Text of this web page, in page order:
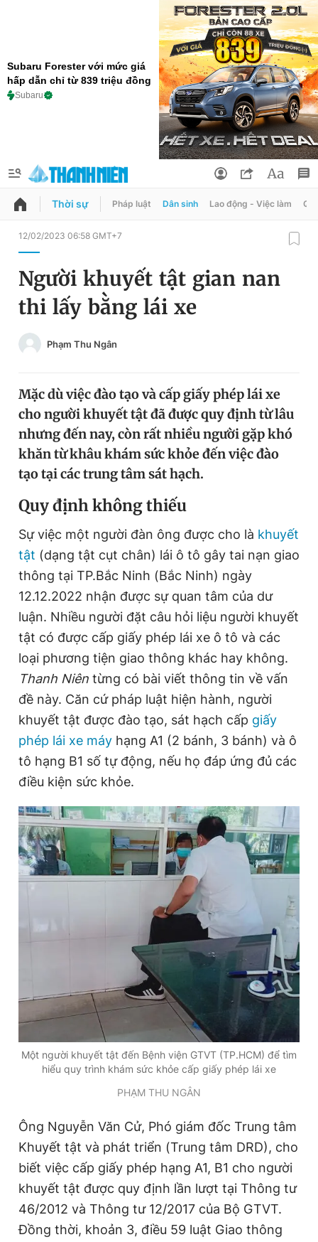
Subaru Forester với mức giá
hấp dẫn chỉ từ 839 triệu đồng
Subaru
QUẢNG CÁO
Chuyên mục
Chuyên mục khác
Tin thị trường Tin 360
Video Magazine
Sản phẩm khác
Tiện ích Bạn cần biết
Thông tin tòa soạn Liên hệ quảng cáo
Đọc Thanh Niên trên điện thoại
Theo dõi báo trên
Hotline
0906 645 777
Liên hệ quảng cáo
0908 780 404
Đặt báo Quảng cáo RSS Tòa soạn Chính sách bảo
Phó tổng biên tập thường trực: Hải Thành
Phó tổng biên tập: Lâm Hiếu Dũng
Phó tổng biên tập: Trần Việt Hưng
Tổng thư ký tòa soạn: Đức Trung
Giấy phép xuất bản số 110/GP - BTTTT cấp ngày 24.3.2020
© 2003-2026 Bản quyền thuộc về Báo Thanh Niên. Cấm sao
chép dưới mọi hình thức nếu không có sự chấp thuận bằng văn
bản. Phát triển bởi ePi Technologies, JSC.
Đổi mật khẩu
Tin đã lưu
Tin đã xem
Đăng xuất
Thời sự Pháp luật Dân sinh Lao động - Việc làm
12/02/2023 06:58 GMT+7
Người khuyết tật gian nan
thi lấy bằng lái xe
Phạm Thu Ngân
Mặc dù việc đào tạo và cấp giấy phép lái xe
cho người khuyết tật đã được quy định từ lâu
nhưng đến nay, còn rất nhiều người gặp khó
khăn từ khâu khám sức khỏe đến việc đào
tạo tại các trung tâm sát hạch.
Quy định không thiếu
Sự việc một người đàn ông được cho là khuyết
tật (dạng tật cụt chân) lái ô tô gây tai nạn giao
thông tại TP.Bắc Ninh (Bắc Ninh) ngày
12.12.2022 nhận được sự quan tâm của dư
luận. Nhiều người đặt câu hỏi liệu người khuyết
tật có được cấp giấy phép lái xe ô tô và các
loại phương tiện giao thông khác hay không.
Thanh Niên từng có bài viết thông tin về vấn
đề này. Căn cứ pháp luật hiện hành, người
khuyết tật được đào tạo, sát hạch cấp giấy
phép lái xe máy hạng A1 (2 bánh, 3 bánh) và ô
tô hạng B1 số tự động, nếu họ đáp ứng đủ các
điều kiện sức khỏe.
Một người khuyết tật đến Bệnh viện GTVT (TP.HCM) để tìm
hiểu quy trình khám sức khỏe cấp giấy phép lái xe
PHẠM THU NGÂN
Ông Nguyễn Văn Cử, Phó giám đốc Trung tâm
Khuyết tật và phát triển (Trung tâm DRD), cho
biết việc cấp giấy phép hạng A1, B1 cho người
khuyết tật được quy định lần lượt tại Thông tư
46/2012 và Thông tư 12/2017 của Bộ GTVT.
Đồng thời, khoản 3, điều 59 luật Giao thông